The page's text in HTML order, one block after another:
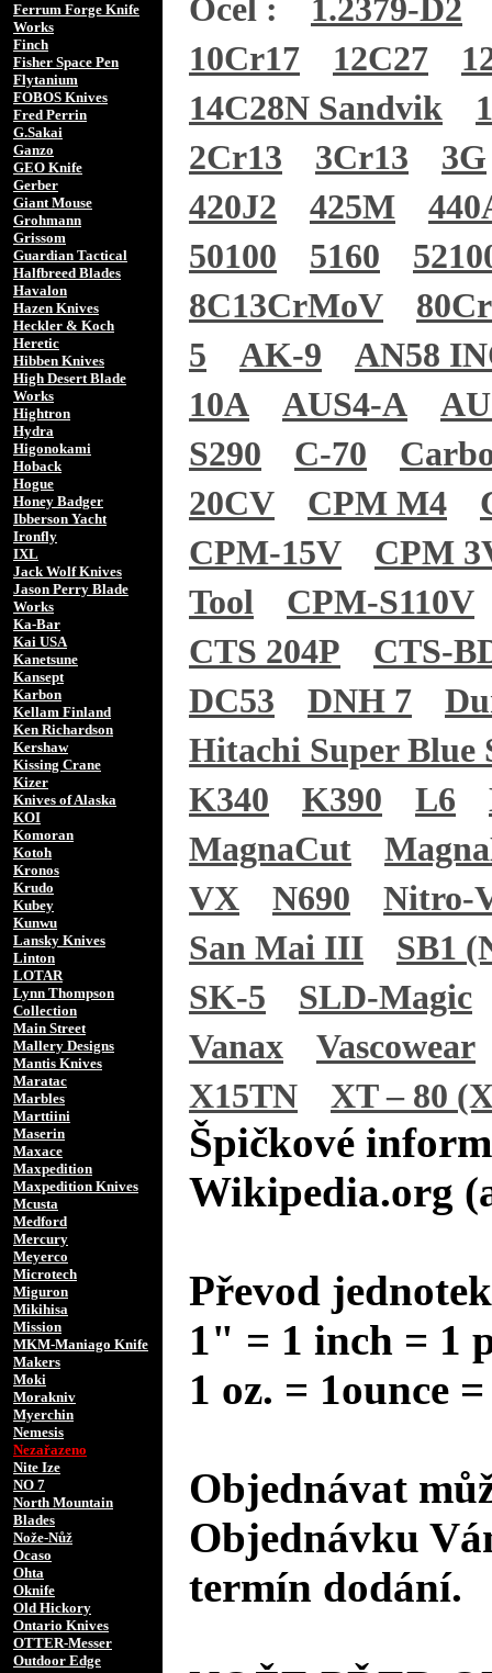
Ferrum Forge Knife
Works
Finch
Fisher Space Pen
Flytanium
FOBOS Knives
Fred Perrin
G.Sakai
Ganzo
GEO Knife
Gerber
Giant Mouse
Grohmann
Grissom
Guardian Tactical
Halfbreed Blades
Havalon
Hazen Knives
Heckler & Koch
Heretic
Hibben Knives
High Desert Blade
Works
Hightron
Hydra
Higonokami
Hoback
Hogue
Honey Badger
Ibberson Yacht
Ironfly
IXL
Jack Wolf Knives
Jason Perry Blade
Works
Ka-Bar
Kai USA
Kanetsune
Kansept
Karbon
Kellam Finland
Ken Richardson
Kershaw
Kissing Crane
Kizer
Knives of Alaska
KOI
Komoran
Kotoh
Kronos
Krudo
Kubey
Kunwu
Lansky Knives
Linton
LOTAR
Lynn Thompson
Collection
Main Street
Mallery Designs
Mantis Knives
Maratac
Marbles
Marttiini
Maserin
Maxace
Maxpedition
Maxpedition Knives
Mcusta
Medford
Mercury
Meyerco
Microtech
Miguron
Mikihisa
Mission
MKM-Maniago Knife
Makers
Moki
Morakniv
Myerchin
Nemesis
Nezařazeno
Nite Ize
NO 7
North Mountain
Blades
Nože-Nůž
Ocaso
Ohta
Oknife
Old Hickory
Ontario Knives
OTTER-Messer
Outdoor Edge
Ocel :
1.2379-D2
10Cr17
12C27
14C28N Sandvik
2Cr13
3Cr13
3G
420J2
425M
50100
5160
8C13CrMoV
5
AK-9
AN58
10A
AUS4-A
S290
C-70
20CV
CPM M4
CPM-15V
CPM
Tool
CPM-S110V
CTS 204P
CTS-
DC53
DNH 7
Hitachi Super Blue
K340
K390 L6
MagnaCut
VX
N690
Nitro-
San Mai III
SB1
SK-5
SLD-Magic
Vanax
Vascowear
X15TN
XT – 80
Špičkové
Wikipedia.org
Převod
1" = 1 inch = 1
1 oz. = 1ounce
Objednávat
Objednávku
termín dodání.